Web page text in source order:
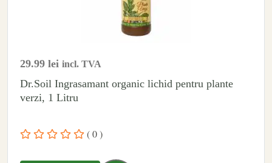
29.99 lei incl. TVA
Dr.Soil Ingrasamant organic lichid pentru plante
verzi, 1 Litru
( 0 )